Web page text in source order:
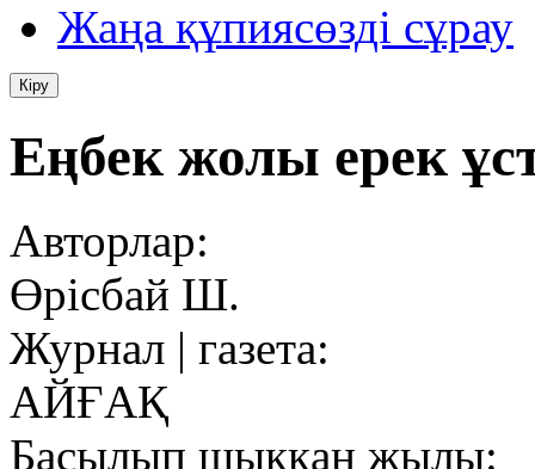
Жаңа құпиясөзді сұрау
Еңбек жолы ерек
Авторлар:
Өрісбай Ш.
Журнал | газета:
АЙҒАҚ
Басылып шыққан жылы: